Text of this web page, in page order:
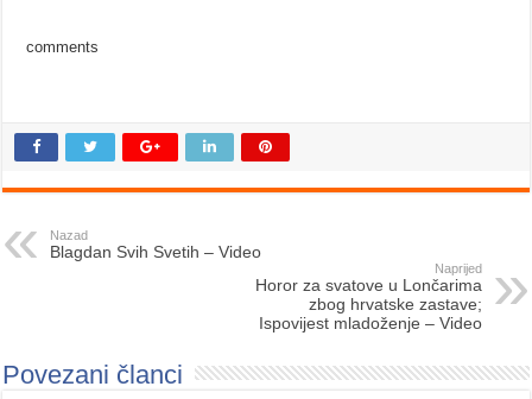
comments
Nazad
Blagdan Svih Svetih – Video
Naprijed
Horor za svatove u Lončarima
zbog hrvatske zastave;
Ispovijest mladoženje – Video
Povezani članci